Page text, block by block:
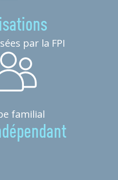
par la FPI
familial